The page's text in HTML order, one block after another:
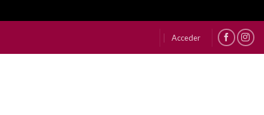
Acceder